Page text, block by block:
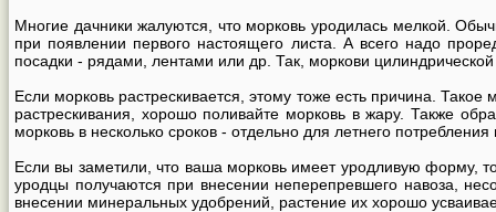
Многие дачники жалуются, что морковь уродилась мелкой.
при появлении первого настоящего листа. А всего надо
посадки - рядами, лентами или др. Так, моркови
Если морковь растрескивается, этому тоже есть причина.
растрескивания, хорошо поливайте морковь в жару. Также
морковь в несколько сроков - отдельно для летнего
Если вы заметили, что ваша морковь имеет уродливую форму,
уродцы получаются при внесении неперепревшего навоза,
внесении минеральных удобрений, растение их хорошо